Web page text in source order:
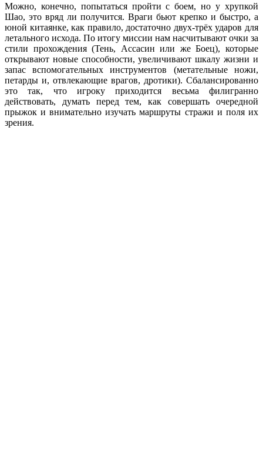
Можно, конечно, попытаться пройти с боем, но у хрупкой
Шао, это вряд ли получится. Враги бьют крепко и быстро, а
юной китаянке, как правило, достаточно двух-трёх ударов для
летального исхода. По итогу миссии нам насчитывают очки за
стили прохождения (Тень, Ассасин или же Боец), которые
открывают новые способности, увеличивают шкалу жизни и
запас вспомогательных инструментов (метательные ножи,
петарды и, отвлекающие врагов, дротики). Сбалансированно
это так, что игроку приходится весьма филигранно
действовать, думать перед тем, как совершать очередной
прыжок и внимательно изучать маршруты стражи и поля их
зрения.